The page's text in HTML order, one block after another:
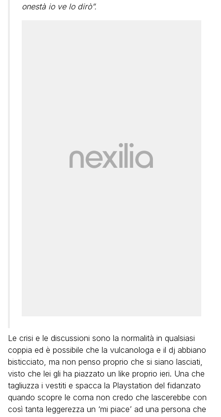
onestà io ve lo dirò”.
Le crisi e le discussioni sono la normalità in qualsiasi
coppia ed è possibile che la vulcanologa e il dj abbiano
bisticciato, ma non penso proprio che si siano lasciati,
visto che lei gli ha piazzato un like proprio ieri. Una che
tagliuzza i vestiti e spacca la Playstation del fidanzato
quando scopre le corna non credo che lascerebbe con
così tanta leggerezza un ‘mi piace’ ad una persona che